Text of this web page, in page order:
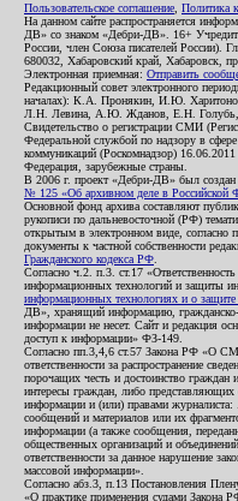
Пользовательское соглашение Политика
На данном сайте распространяется
ДВ» со знаком «Дебри-ДВ». 16+
России, член Союза писателей России).
680032, Хабаровский край, Хабаровск,
Электронная приемная: Отправить
Редакционный совет электронного
началах): К.А. Пронякин, И.Ю.
Л.Н. Левина, А.Ю. Жданов, Е.Н.
Свидетельство о регистрации СМИ
Федеральной службой по надзору в
коммуникаций (Роскомнадзор) 16.06.2011
Федерация, зарубежные страны.
В 2006 г. проект «Дебри-ДВ» был создан
№ 125 «Об архивном деле в Российской
Основной фонд архива составляют
рукописи по дальневосточной (РФ)
открытым в электронном виде, согласно
документы к частной собственности
Гражданского кодекса РФ
Согласно ч.2. п.3. ст.17
информационных технологий и защиты
информационных технологиях и о
ДВ», хранящий информацию, гражданско-
информации не несет. Сайт и редакция
доступ к информации» ФЗ-149.
Согласно пп.3,4,6 ст.57 Закона РФ «О
ответственности за распространение
порочащих честь и достоинство
интересы граждан, либо представляющих
информации и (или) правами
сообщений и материалов или их
информации (а также сообщения,
общественных организаций и
ответственности за данное нарушение
массовой информации».
Согласно абз.3, п.13 Постановления
«О практике применения судами Закона